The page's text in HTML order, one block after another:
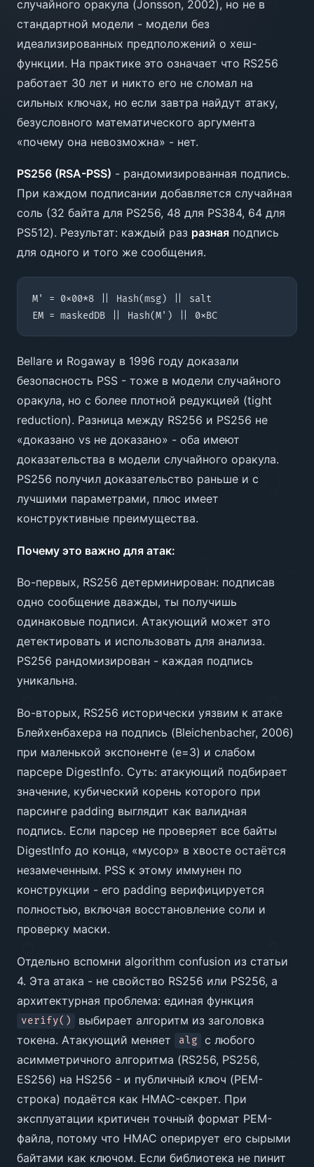
случайного оракула (Jonsson, 2002), но не в
стандартной модели - модели без
идеализированных предположений о хеш-
функции. На практике это означает что RS256
работает 30 лет и никто его не сломал на
сильных ключах, но если завтра найдут атаку,
безусловного математического аргумента
«почему она невозможна» - нет.
PS256 (RSA-PSS) - рандомизированная подпись.
При каждом подписании добавляется случайная
соль (32 байта для PS256, 48 для PS384, 64 для
PS512). Результат: каждый раз разная подпись
для одного и того же сообщения.
EM = maskedDB || Hash(M') || 0xBC
Bellare и Rogaway в 1996 году доказали
безопасность PSS - тоже в модели случайного
оракула, но с более плотной редукцией (tight
reduction). Разница между RS256 и PS256 не
«доказано vs не доказано» - оба имеют
доказательства в модели случайного оракула.
PS256 получил доказательство раньше и с
лучшими параметрами, плюс имеет
конструктивные преимущества.
Почему это важно для атак:
Во-первых, RS256 детерминирован: подписав
одно сообщение дважды, ты получишь
одинаковые подписи. Атакующий может это
детектировать и использовать для анализа.
PS256 рандомизирован - каждая подпись
уникальна.
Во-вторых, RS256 исторически уязвим к атаке
Блейхенбахера на подпись (Bleichenbacher, 2006)
при маленькой экспоненте (e=3) и слабом
парсере DigestInfo. Суть: атакующий подбирает
значение, кубический корень которого при
парсинге padding выглядит как валидная
подпись. Если парсер не проверяет все байты
DigestInfo до конца, «мусор» в хвосте остаётся
незамеченным. PSS к этому иммунен по
конструкции - его padding верифицируется
полностью, включая восстановление соли и
проверку маски.
Отдельно вспомни algorithm confusion из статьи
4. Эта атака - не свойство RS256 или PS256, а
архитектурная проблема: единая функция
verify()
выбирает алгоритм из заголовка
токена. Атакующий меняет
alg
с любого
асимметричного алгоритма (RS256, PS256,
ES256) на HS256 - и публичный ключ (PEM-
строка) подаётся как HMAC-секрет. При
эксплуатации критичен точный формат PEM-
файла, потому что HMAC оперирует его сырыми
байтами как ключом. Если библиотека не пинит